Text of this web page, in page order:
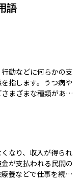
語
動などに何らかの支
指します。うつ病や
まざまな種類があ
けない状態になる可
障害年金の制度など
なり、収入が得られ
が支払われる民間の
養などで仕事を続け